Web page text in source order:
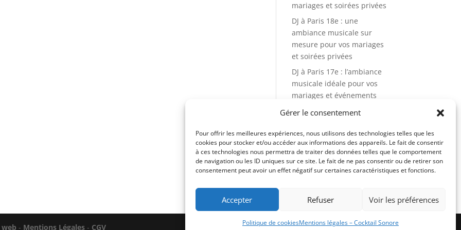
Gérer le consentement
Pour offrir les meilleures expériences, nous utilisons des technologies telles que les
cookies pour stocker et/ou accéder aux informations des appareils. Le fait de consentir
à ces technologies nous permettra de traiter des données telles que le comportement
de navigation ou les ID uniques sur ce site. Le fait de ne pas consentir ou de retirer son
consentement peut avoir un effet négatif sur certaines caractéristiques et fonctions.
Accepter Refuser Voir les préférences
Politique de cookiesMentions légales – Cocktail Sonore
mariages et soirées privées
DJ à Paris 18e : une
ambiance musicale sur
mesure pour vos mariages
et soirées privées
DJ à Paris 17e : l’ambiance
musicale idéale pour vos
mariages et événements
privés
Commentaires
récents
Aucun commentaire à
- Mentions Légales - CGV